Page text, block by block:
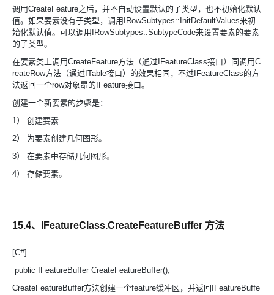
调用CreateFeature之后，并不自动设置默认的子类型，也不初始化默认
值。如果要素没有子类型，调用IRowSubtypes::InitDefaultValues来初
始化默认值。可以调用IRowSubtypes::SubtypeCode来设置要素的要素
的子类型。
在要素类上调用CreateFeature方法（通过IFeatureClass接口）同调用C
reateRow方法（通过ITable接口）的效果相同，不过IFeatureClass的方
法返回一个row对象昂的IFeature接口。
创建一个新要素的步骤是：
1） 创建要素
2） 为要素创建几何图形。
3） 在要素中存储几何图形。
4） 存储要素。
15.4、IFeatureClass.CreateFeatureBuffer 方法
[C#]
public IFeatureBuffer CreateFeatureBuffer();
CreateFeatureBuffer方法创建一个feature缓冲区，并返回IFeatureBuffe